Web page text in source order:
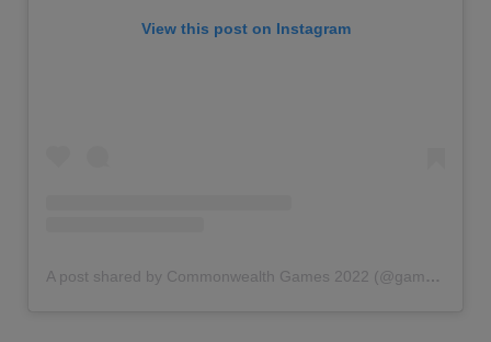
View this post on Instagram
A post shared by Commonwealth Games 2022 (@gamescommonwealth)